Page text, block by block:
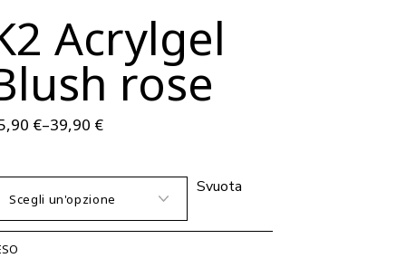
Acrylgel
rose
€–39,90 €
Svuota